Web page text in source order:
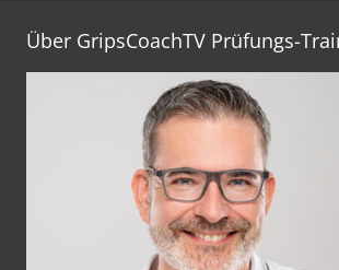
Über GripsCoachTV Prüfungs-